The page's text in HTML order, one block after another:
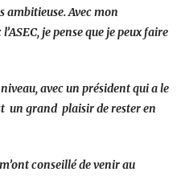
ambitieuse. Avec mon
je pense que je peux faire
avec un président qui a le
un grand plaisir de rester en
conseillé de venir au